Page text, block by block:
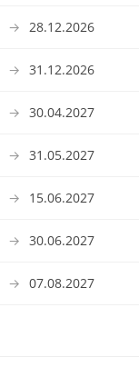
→ 28.12.2026
→ 31.12.2026
→ 30.04.2027
→ 31.05.2027
→ 15.06.2027
→ 30.06.2027
→ 07.08.2027